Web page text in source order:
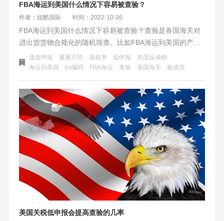
FBA海运到美国什么情况下容易被查验？
作者：纽酷国际 时间：2022-10-26
FBA海运到美国什么情况下容易被查验？查验是各国海关对
进出货货物合规化的随机筛查。比如FBA海运到美国的产品
在进入美国市场时，美国海关会对货物和申报资料的真实性
进行核对。包括不限于品名、数量、规格型号、品牌、原产
地、新旧、货值、重量等是否与申报的内容保持一致。
虚假申报 重量不符 退税率 低申报
美国反倾销
海运到美国
hs编码 ​FBA海运 查验 美国海关 敏感货
美国关税低申报会提高查验的几率